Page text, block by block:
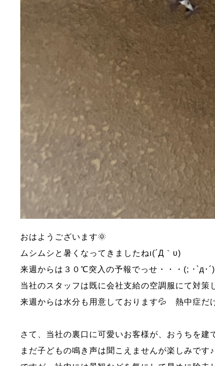
おはようございます🌞
ムシムシと暑くなってきましたねι(´Д｀υ)
来週からは３０℃突入の予報でっせ・・・(; ･`д･´)
当社のスタッフは既に会社支給の空調服にて対策
来週からは水分も用意しております💦 熱中症だ
さて、当社の裏口に可愛いお客様が、おうちを建
まだ子どもの鳴き声は聞こえませんが楽しみです♪